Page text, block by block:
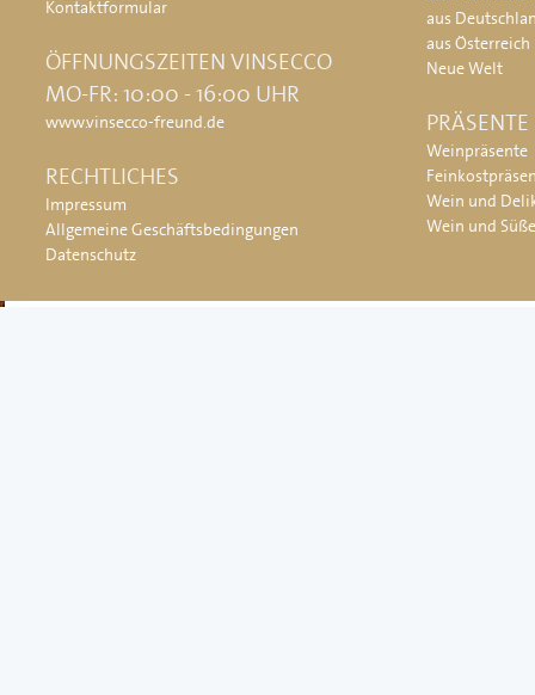
Kontaktformular
ÖFFNUNGSZEITEN VINSECCO
MO-FR: 10:00 - 16:00 UHR
www.vinsecco-freund.de
RECHTLICHES
Impressum
Allgemeine Geschäftsbedingungen
Datenschutz
aus
aus Österreich
Neue Welt
PRÄSENTE
Weinpräsente
Wein und
Wein und